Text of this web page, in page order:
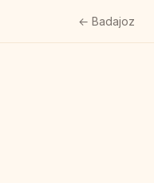
← Badajoz